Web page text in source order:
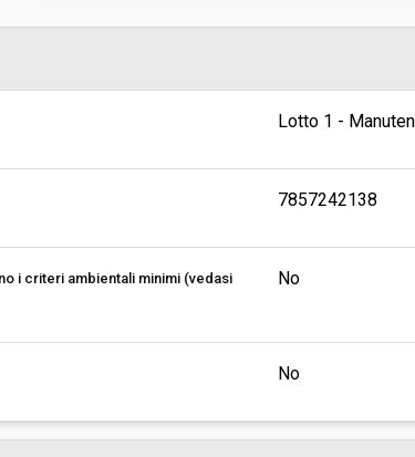
Gara in busta chiusa
Lotto 1 -
7857242138
i criteri ambientali minimi (vedasi
No
No